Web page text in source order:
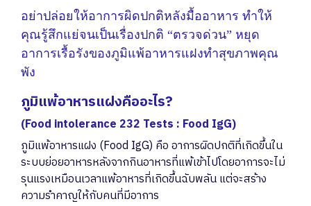
อย่าปล่อยให้อาการผิดปกติหลังมื้ออาหาร ทำให้
คุณรู้สึกแย่จนเป็นเรื่องปกติ “ตรวจด่วน” หยุด
อาการเรื้อรังของภูมิแพ้อาหารแฝงทำสุขภาพคุณ
พัง
ภูมิแพ้อาหารแฝงคืออะไร?
(Food intolerance 232 Tests : Food IgG)
ภูมิแพ้อาหารแฝง (Food IgG) คือ อาการผิดปกติที่เกิดขึ้นใน
ระบบย่อยอาหารหลังจากกินอาหารที่แพ้เข้าไปโดยอาการจะไม่
รุนแรงเหมือนเวลาแพ้อาหารที่เกิดขึ้นฉับพลัน แต่จะสร้าง
ความรำคาญให้กับคนที่มีอาการ